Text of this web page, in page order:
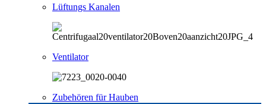
Lüftungs Kanalen
Ventilator
Zubehören für Hauben